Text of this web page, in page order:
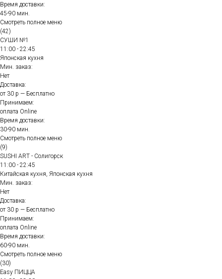
Время доставки:
45-90 мин.
Смотреть полное меню
(42)
СУШИ №1
11:00 - 22:45
Японская кухня
Мин. заказ:
Нет
Доставка:
от 30 р — Бесплатно
Принимаем:
оплата Online
Время доставки:
30-90 мин.
Смотреть полное меню
(9)
SUSHI ART - Солигорск
11:00 - 22:45
Китайская кухня, Японская кухня
Мин. заказ:
Нет
Доставка:
от 30 р — Бесплатно
Принимаем:
оплата Online
Время доставки:
60-90 мин.
Смотреть полное меню
(30)
Easy ПИЦЦА